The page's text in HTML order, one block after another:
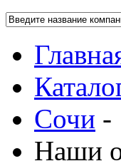
Сочи -
Наши